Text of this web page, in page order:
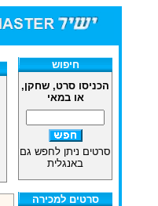
חיפוש
הכניסו סרט, שחקן,
או במאי
סרטים ניתן לחפש גם
באנגלית
סרטים למכירה